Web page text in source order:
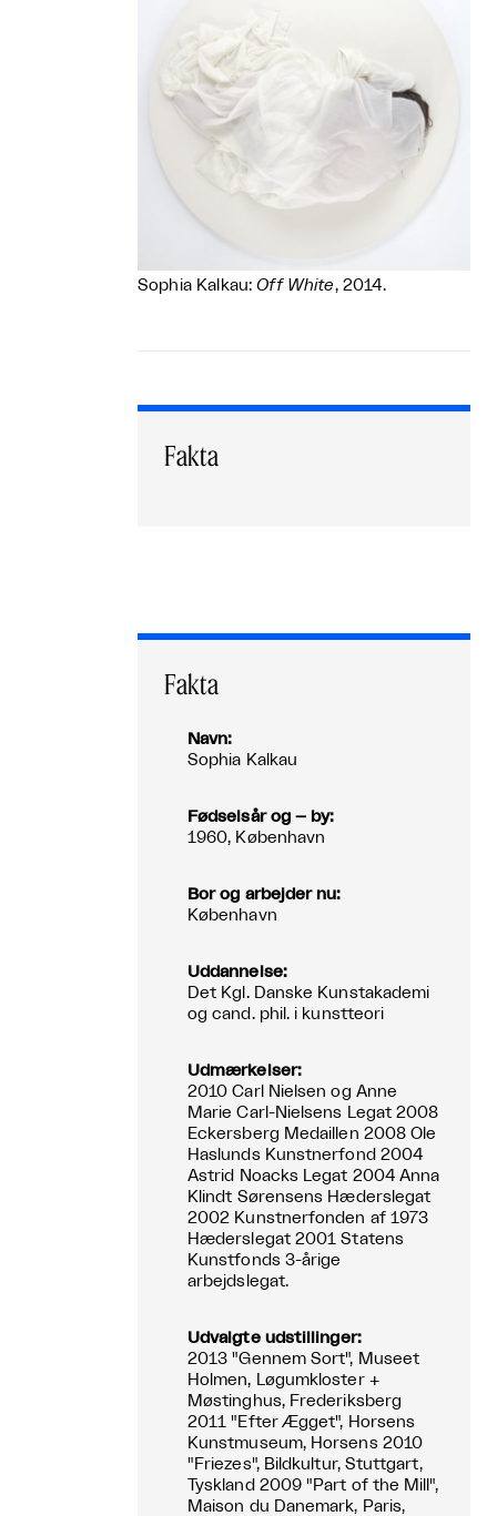
Sophia Kalkau:Off White, 2014.
Fakta
Fakta
Navn:
Sophia Kalkau
Fødselsår og – by:
1960, København
Bor og arbejder nu:
København
Uddannelse:
Det Kgl. Danske Kunstakademi
og cand. phil. i kunstteori
Udmærkelser:
2010 Carl Nielsen og Anne
Marie Carl-Nielsens Legat 2008
Eckersberg Medaillen 2008 Ole
Haslunds Kunstnerfond 2004
Astrid Noacks Legat 2004 Anna
Klindt Sørensens Hæderslegat
2002 Kunstnerfonden af 1973
Hæderslegat 2001 Statens
Kunstfonds 3-årige
arbejdslegat.
Udvalgte udstillinger:
2013 "Gennem Sort", Museet
Holmen, Løgumkloster +
Møstinghus, Frederiksberg
2011 "Efter Ægget", Horsens
Kunstmuseum, Horsens 2010
"Friezes", Bildkultur, Stuttgart,
Tyskland 2009 "Part of the Mill",
Maison du Danemark, Paris,